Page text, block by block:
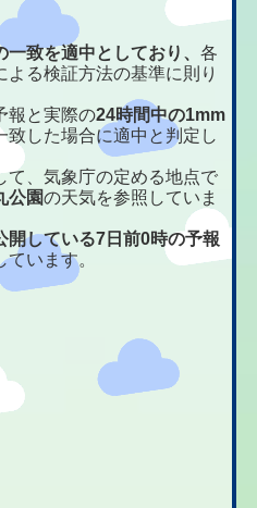
一致を適中としており、各
る検証方法の基準に則り
報と実際の24時間中の1mm
致した場合に適中と判定し
、気象庁の定める地点で
公園の天気を参照していま
開している7日前0時の予報
います。